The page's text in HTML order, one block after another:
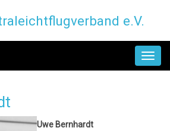
e.V.
Uwe Bernhardt